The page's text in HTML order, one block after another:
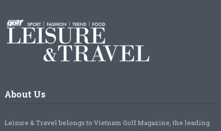
About Us
Leisure & Travel belongs to Vietnam Golf Magazine, the leading